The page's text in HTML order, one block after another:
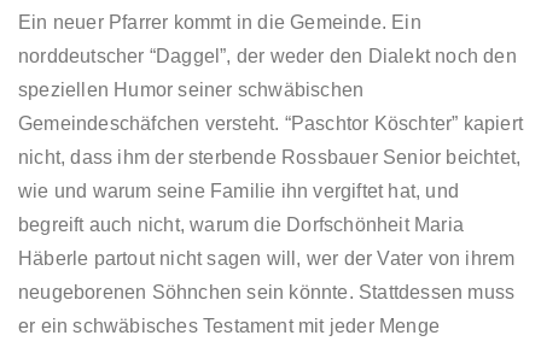
Ein neuer Pfarrer kommt in die Gemeinde. Ein
norddeutscher “Daggel”, der weder den Dialekt noch den
speziellen Humor seiner schwäbischen
Gemeindeschäfchen versteht. “Paschtor Köschter” kapiert
nicht, dass ihm der sterbende Rossbauer Senior beichtet,
wie und warum seine Familie ihn vergiftet hat, und
begreift auch nicht, warum die Dorfschönheit Maria
Häberle partout nicht sagen will, wer der Vater von ihrem
neugeborenen Söhnchen sein könnte. Stattdessen muss
er ein schwäbisches Testament mit jeder Menge